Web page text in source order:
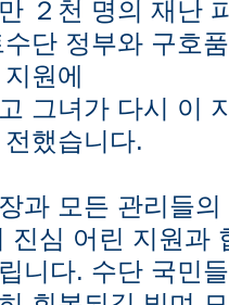
２천 명의 재난
단 정부와 구호
원에
그녀가 다시 이
했습니다.
과 모든 관리들
심 어린 지원과
니다. 수단 국민